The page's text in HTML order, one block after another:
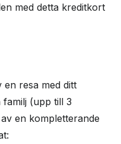
med detta kreditkort
en resa med ditt
(upp till 3
en kompletterande